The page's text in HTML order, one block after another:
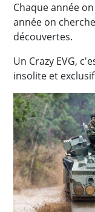
Chaque année
année on
découvertes.
Un Crazy EVG,
insolite et